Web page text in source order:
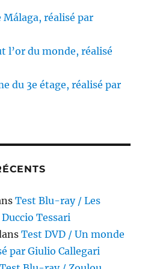
réalisé par
l’or du monde, réalisé
du 3e étage, réalisé par
Test Blu-ray / Les
Tessari
Test DVD / Un monde
par Giulio Callegari